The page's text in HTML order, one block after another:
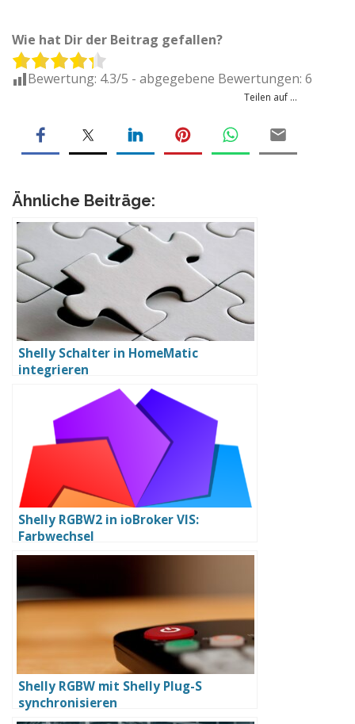
Wie hat Dir der Beitrag gefallen?
Bewertung: 4.3/5 - abgegebene Bewertungen: 6
Teilen auf ...
Ähnliche Beiträge:
Shelly Schalter in HomeMatic
integrieren
Shelly RGBW2 in ioBroker VIS:
Farbwechsel
Shelly RGBW mit Shelly Plug-S
synchronisieren